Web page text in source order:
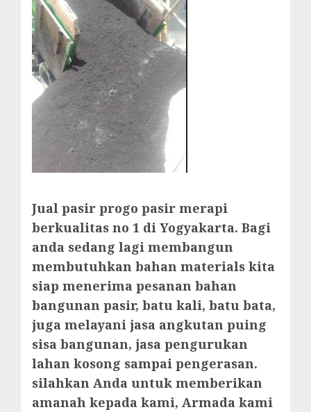
Jual pasir progo pasir merapi
berkualitas no 1 di Yogyakarta. Bagi
anda sedang lagi membangun
membutuhkan bahan materials kita
siap menerima pesanan bahan
bangunan pasir, batu kali, batu bata,
juga melayani jasa angkutan puing
sisa bangunan, jasa pengurukan
lahan kosong sampai pengerasan.
silahkan Anda untuk memberikan
amanah kepada kami, Armada kami